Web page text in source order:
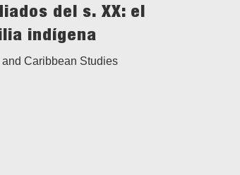
del s. XX: el
indígena
Caribbean Studies